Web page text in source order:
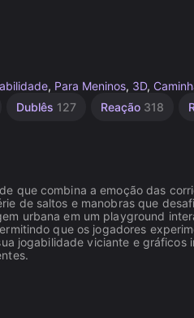
, Para Meninos, 3D,
Dublês 127 Reação 318
que combina a emoção das
de saltos e manobras que
urbana em um playground
que os jogadores
jogabilidade viciante e gráficos